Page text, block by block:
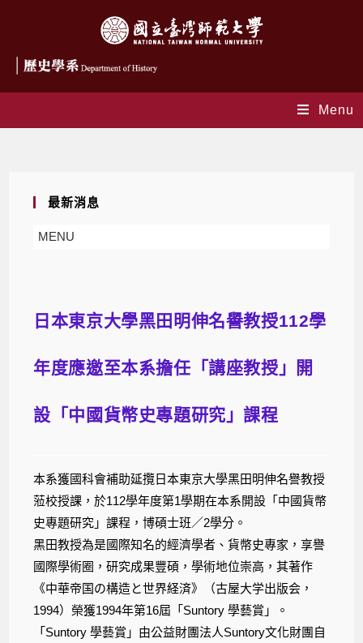
Menu
最新消息
MENU
日本東京大學黑田明伸名譽教授112學
年度應邀至本系擔任「講座教授」開
設「中國貨幣史專題研究」課程
本系獲國科會補助延攬日本東京大學黑田明伸名譽教授
蒞校授課，於112學年度第1學期在本系開設「中國貨幣
史專題研究」課程，博碩士班／2學分。
黑田教授為是國際知名的經濟學者、貨幣史專家，享譽
國際學術圈，研究成果豐碩，學術地位崇高，其著作
《中華帝国の構造と世界経済》（古屋大学出版会，
1994）榮獲1994年第16屆「Suntory 學藝賞」。
「Suntory 學藝賞」由公益財團法人Suntory文化財團自